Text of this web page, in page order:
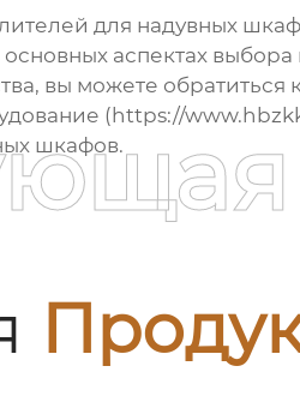
для надувных
аспектах
вы можете
(https://
шкафов.